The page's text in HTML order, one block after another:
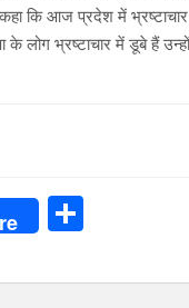
कि आज प्रदेश में
के लोग भ्रष्टाचार में डूबे हैं
ar